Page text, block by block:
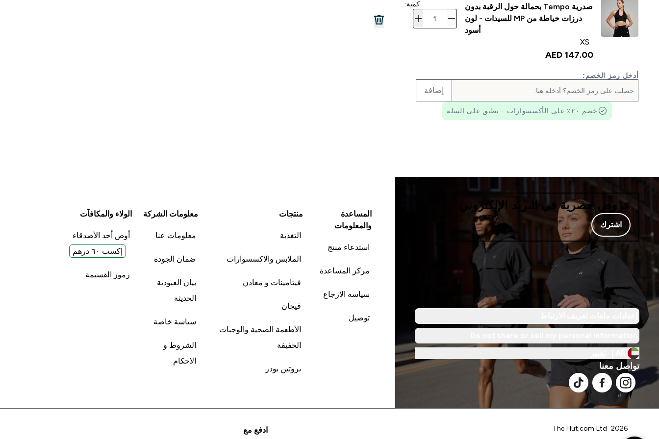
صدرية Tempo بحمالة حول الرقبة بدون
درزات خياطة من MP للسيدات - لون
أسود
XS
147.00 AED‎
كمية:
أدخل رمز الخصم:
إضافة
خصم ٢٠٪ على الأكسسوارات - يطبق على السلة
عروض حصرية في البريد الإلكتروني
اشترك
تواصل معنا
المساعدة
والمعلومات
استدعاء منتج
مركز المساعدة
سياسه الارجاع
توصيل
منتجات
التغذية
الملابس والاكسسوارات
فيتامينات و معادن
ڤيجان
الأطعمة الصحية والوجبات
الخفيفة
بروتين بودر
معلومات الشركة
معلومات عنا
ضمان الجودة
بيان العبودية
الحديثة
سياسة خاصة
الشروط و
الاحكام
الولاء والمكافآت
أوص أحد الأصدقاء
إكسب ٦٠ درهم
رموز القسيمة
2026 The Hut.com Ltd ادفع مع